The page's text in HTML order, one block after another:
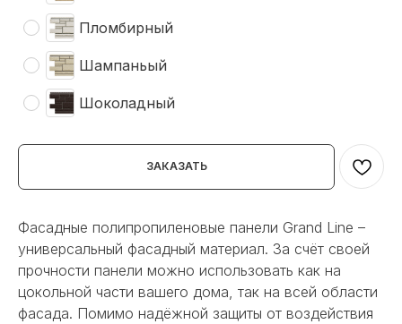
Пломбирный
Шампаньый
Шоколадный
ЗАКАЗАТЬ
Фасадные полипропиленовые панели Grand Line –
универсальный фасадный материал. За счёт своей
прочности панели можно использовать как на
цокольной части вашего дома, так на всей области
фасада. Помимо надёжной защиты от воздействия